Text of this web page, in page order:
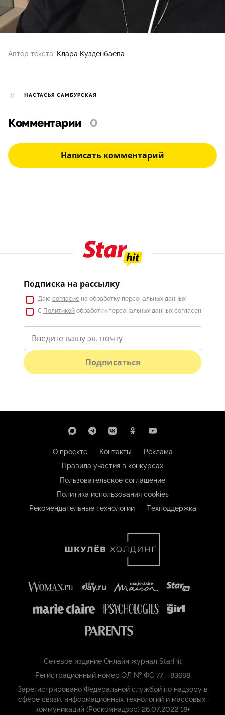
Автор текста: Клара Кузденбаева
НАСТАСЬЯ САМБУРСКАЯ
Комментарии 0
Написать комментарий
Подписка на рассылку
Даю согласие на обработку персональных данных
С Политикой обработки персональных данных согласен
Подписаться
О проекте Контакты
Реклама
Правила участия в конкурсах
Пользовательское соглашение
Политика использования cookies
Рекомендательные технологии
Техподдержка
Сетевое издание Онлайн журнал StarHit
Регистрационный номер ЭЛ № ФС 77 - 83698
Зарегистрировано Федеральной службой по надзору в
сфере связи, информационных технологий и массовых,
коммуникаций (Роскомнадзор) 26.07.2022 18+